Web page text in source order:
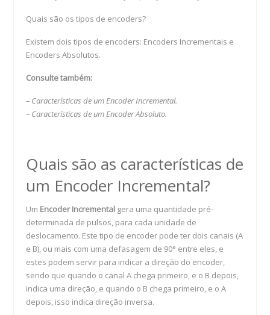
Quais são os tipos de encoders?
Existem dois tipos de encoders: Encoders Incrementais e
Encoders Absolutos.
Consulte também:
– Características de um Encoder Incremental.
– Características de um Encoder Absoluto.
Quais são as características de
um Encoder Incremental?
Um Encoder Incremental gera uma quantidade pré-
determinada de pulsos, para cada unidade de
deslocamento. Este tipo de encoder pode ter dois canais (A
e B), ou mais com uma defasagem de 90° entre eles, e
estes podem servir para indicar a direção do encoder,
sendo que quando o canal A chega primeiro, e o B depois,
indica uma direção, e quando o B chega primeiro, e o A
depois, isso indica direção inversa.